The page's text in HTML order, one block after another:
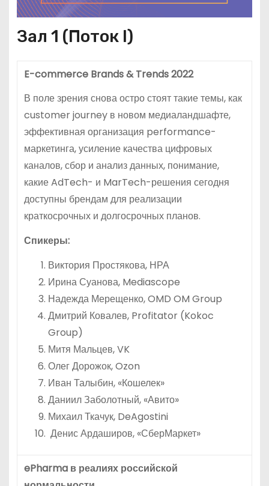
Зал 1 (Поток I)
E-commerce Brands & Trends 2022
В поле зрения снова остро стоят такие темы, как
customer journey в новом медиаландшафте,
эффективная организация performance-
маркетинга, усиление качества цифровых
каналов, сбор и анализ данных, понимание,
какие AdTech- и MarTech-решения сегодня
доступны брендам для реализации
краткосрочных и долгосрочных планов.
Спикеры:
Виктория Простякова, НРА
Ирина Суанова, Mediascope
Надежда Мерещенко, OMD OM Group
Дмитрий Ковалев, Profitator (Kokoc
Group)
Митя Мальцев, VK
Олег Дорожок, Ozon
Иван Талыбин, «Кошелек»
Даниил Заболотный, «Авито»
Михаил Ткачук, DeAgostini
Денис Ардаширов, «СберМаркет»
ePharma в реалиях российской